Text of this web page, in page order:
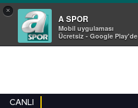
×
A SPOR
Mobil uygulaması
Ücretsiz - Google Play'de
CANLI